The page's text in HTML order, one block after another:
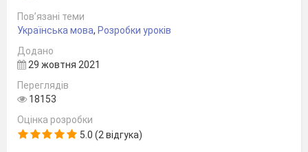
Пов’язані теми
Українська мова, Розробки уроків
Додано
29 жовтня 2021
Переглядів
18153
Оцінка розробки
5.0 (2 відгука)